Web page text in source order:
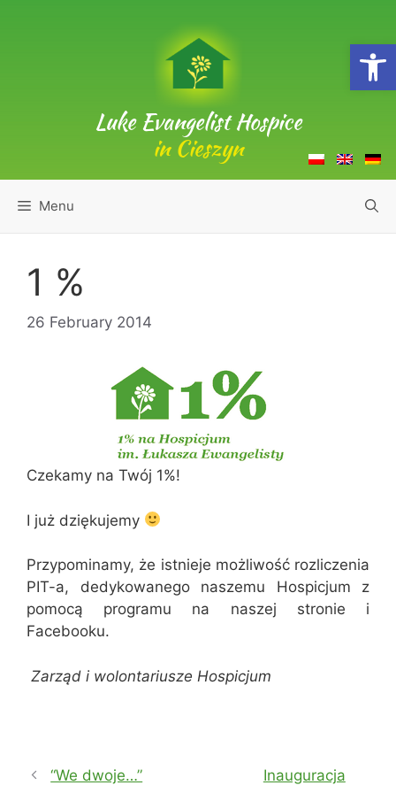
Luke Evangelist Hospice
in Cieszyn
Menu
1 %
26 February 2014
Czekamy na Twój 1%!
I już dziękujemy
Przypominamy, że istnieje możliwość rozliczenia
PIT-a, dedykowanego naszemu Hospicjum z
pomocą programu na naszej stronie i
Facebooku.
Zarząd i wolontariusze Hospicjum
“We dwoje…” Inauguracja